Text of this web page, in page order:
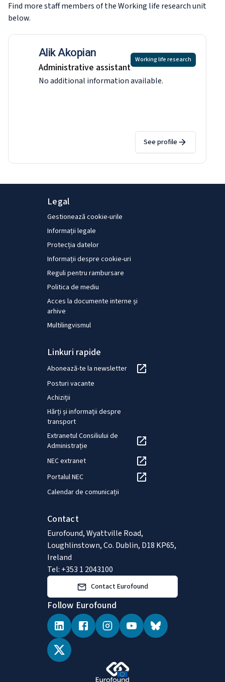
Find more staff members of the Working life researchunit
below.
Alik Akopian
Administrative assistant
Working life research
No additional information available.
See profile
Legal
Gestionează cookie-urile
Informații legale
Protecția datelor
Informații despre cookie-uri
Reguli pentru rambursare
Politica de mediu
Acces la documente interne și
arhive
Multilingvismul
Linkuri rapide
Abonează-te la newsletter
Posturi vacante
Achiziții
Hărți și informații despre
transport
Extranetul Consiliului de
Administrație
NEC extranet
Portalul NEC
Calendar de comunicații
Contact
Eurofound, Wyattville Road,
Loughlinstown, Co. Dublin, D18 KP65,
Ireland
Tel: +353 1 2043100
Contact Eurofound
Follow Eurofound